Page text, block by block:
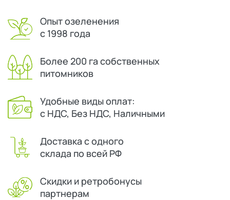
Опыт озеленения
с 1998 года
Более 200 га собственных
питомников
Удобные виды оплат:
с НДС, Без НДС, Наличными
Доставка с одного
склада по всей РФ
Скидки и ретробонусы
партнерам